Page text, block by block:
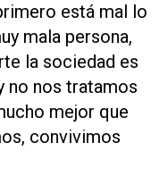
está mal lo
mala persona,
la sociedad es
no nos tratamos
mejor que
convivimos